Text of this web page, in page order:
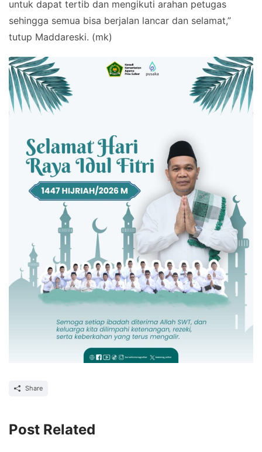
untuk dapat tertib dan mengikuti arahan petugas
sehingga semua bisa berjalan lancar dan selamat,”
tutup Maddareski. (mk)
Share
Post Related